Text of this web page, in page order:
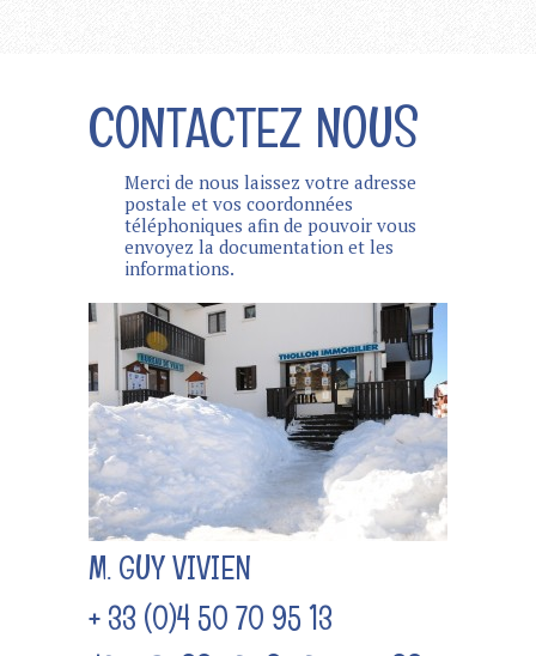
CONTACTEZ NOUS
Merci de nous laissez votre adresse
postale et vos coordonnées
téléphoniques afin de pouvoir vous
envoyez la documentation et les
informations.
M. GUY VIVIEN
+ 33 (0)4 50 70 95 13